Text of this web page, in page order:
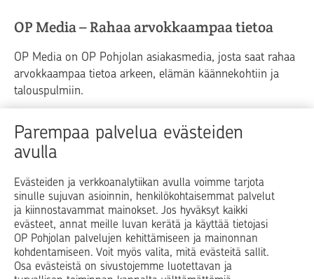
Parempaa palvelua evästeiden
avulla
Evästeiden ja verkkoanalytiikan avulla voimme tarjota
sinulle sujuvan asioinnin, henkilökohtaisemmat palvelut
ja kiinnostavammat mainokset. Jos hyväksyt kaikki
evästeet, annat meille luvan kerätä ja käyttää tietojasi
OP Pohjolan palvelujen kehittämiseen ja mainonnan
kohdentamiseen. Voit myös valita, mitä evästeitä sallit.
Osa evästeistä on sivustojemme luotettavan ja
OP Media – Rahaa arvokkaampaa tietoa
OP Media on OP Pohjolan asiakasmedia, josta saat rahaa
arvokkaampaa tietoa arkeen, elämän käännekohtiin ja
talouspulmiin.
Raha Elämä
Yrityselämä
Blogit ja puheenvuorot
Op.fi OP Koti Pohjola Vahinkoapu
Facebook
X LinkedInInstagram